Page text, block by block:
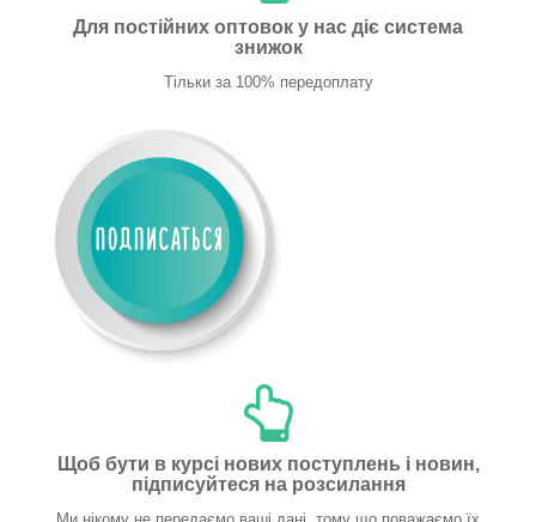
Для постійних оптовок у нас діє система
знижок
Тільки за 100% передоплату
Щоб бути в курсі нових поступлень і новин,
підписуйтеся на розсилання